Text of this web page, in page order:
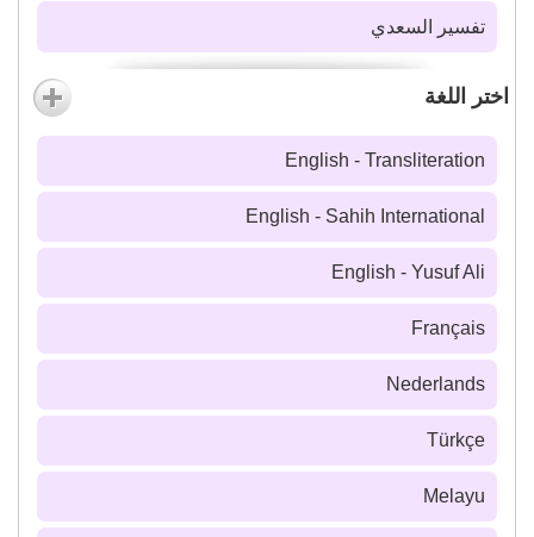
تفسير السعدي
اختر اللغة
English - Transliteration
English - Sahih International
English - Yusuf Ali
Français
Nederlands
Türkçe
Melayu